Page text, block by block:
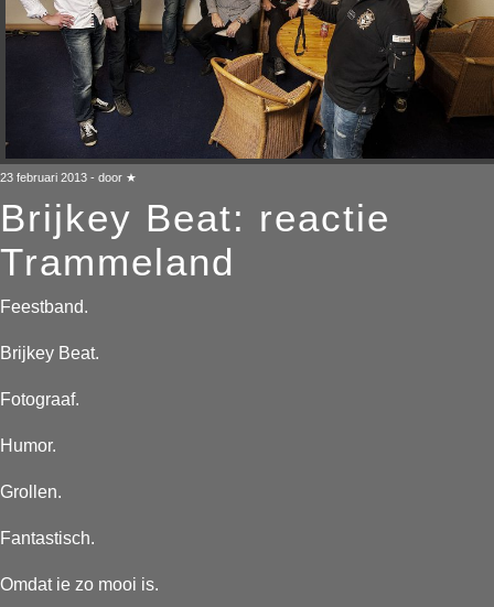
23 februari 2013 - door ★
Brijkey Beat: reactie
Trammeland
Feestband.
Brijkey Beat.
Fotograaf.
Humor.
Grollen.
Fantastisch.
Omdat ie zo mooi is.